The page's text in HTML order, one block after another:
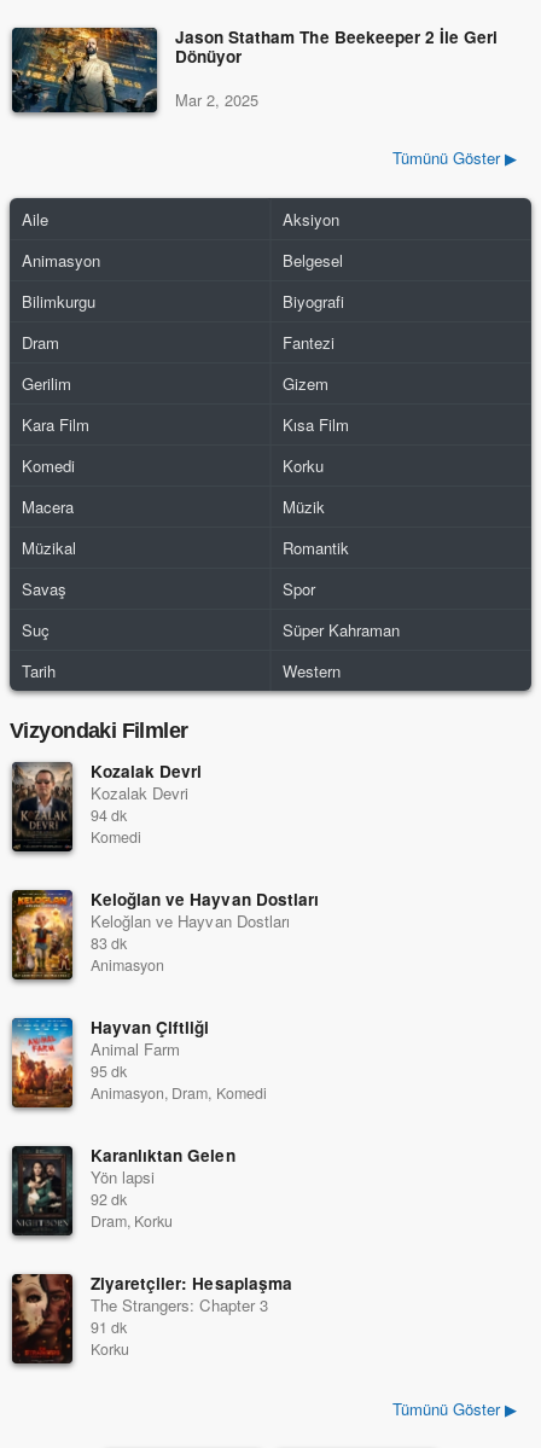
Jason Statham The Beekeeper 2 İle Geri
Dönüyor
Mar 2, 2025
Tümünü Göster ▶
Aile
Aksiyon
Animasyon
Belgesel
Bilimkurgu
Biyografi
Dram
Fantezi
Gerilim
Gizem
Kara Film
Kısa Film
Komedi
Korku
Macera
Müzik
Müzikal
Romantik
Savaş
Spor
Suç
Süper Kahraman
Tarih
Western
Vizyondaki Filmler
Kozalak Devri
Kozalak Devri
94 dk
Komedi
Keloğlan ve Hayvan Dostları
Keloğlan ve Hayvan Dostları
83 dk
Animasyon
Hayvan Çiftliği
Animal Farm
95 dk
Animasyon, Dram, Komedi
Karanlıktan Gelen
Yön lapsi
92 dk
Dram, Korku
Ziyaretçiler: Hesaplaşma
The Strangers: Chapter 3
91 dk
Korku
Tümünü Göster ▶